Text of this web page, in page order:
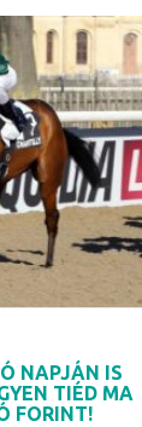
NAPJÁN IS
TIÉD MA
FORINT!